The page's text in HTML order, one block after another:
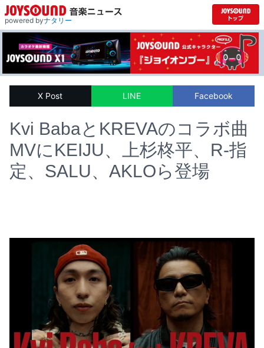
powered byナタリー
X Post LINE Facebook
Kvi BabaとKREVAのコラボ曲
MVにKEIJU、上杉柊平、R-指
定、SALU、AKLOら登場